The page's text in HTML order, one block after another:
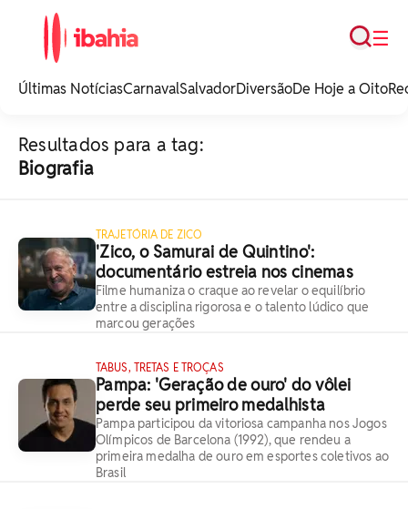
noticias e
☰
Busca
Últimas NotíciasCarnavalSalvadorDiversãoDe Hoje a Oito
Resultados para a tag:
Biografia
TRAJETÓRIA DE ZICO
'Zico, o Samurai de Quintino':
documentário estreia nos cinemas
Filme humaniza o craque ao revelar o equilíbrio
entre a disciplina rigorosa e o talento lúdico que
marcou gerações
TABUS, TRETAS E TROÇAS
Pampa: 'Geração de ouro' do vôlei
perde seu primeiro medalhista
Pampa participou da vitoriosa campanha nos Jogos
Olímpicos de Barcelona (1992), que rendeu a
primeira medalha de ouro em esportes coletivos ao
Brasil